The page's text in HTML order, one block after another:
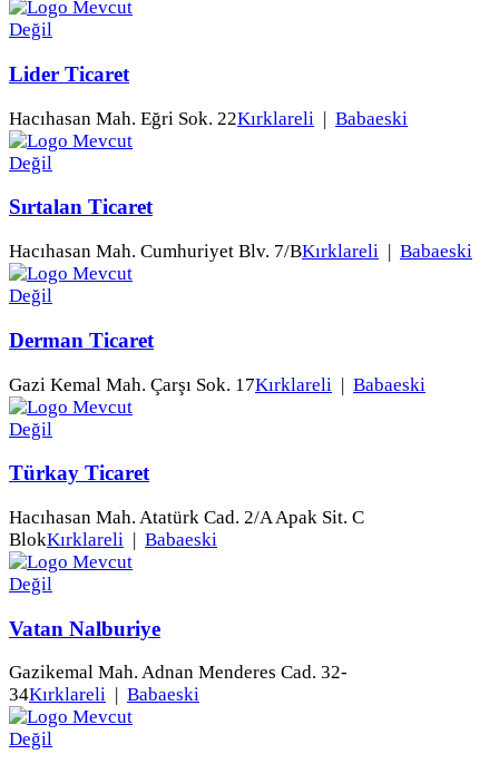
Lider Ticaret
Hacıhasan Mah. Eğri Sok. 22Kırklareli | Babaeski
Sırtalan Ticaret
Hacıhasan Mah. Cumhuriyet Blv. 7/BKırklareli | Babaeski
Derman Ticaret
Gazi Kemal Mah. Çarşı Sok. 17Kırklareli | Babaeski
Türkay Ticaret
Hacıhasan Mah. Atatürk Cad. 2/A Apak Sit. C
BlokKırklareli | Babaeski
Vatan Nalburiye
Gazikemal Mah. Adnan Menderes Cad. 32-
34Kırklareli Babaeski